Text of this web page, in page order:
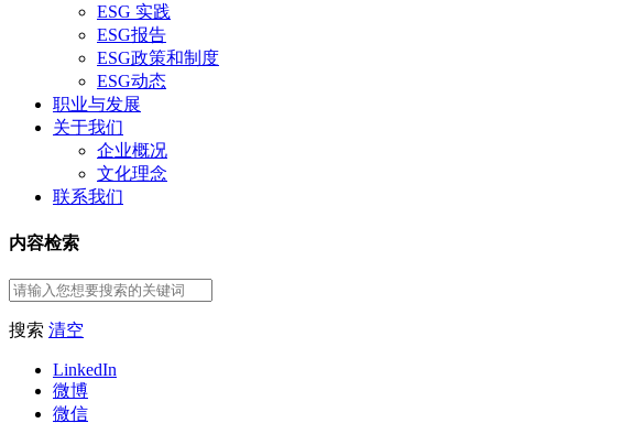
ESG 实践
ESG报告
ESG政策和制度
ESG动态
职业与发展
关于我们
企业概况
文化理念
联系我们
内容检索
搜索 清空
LinkedIn
微博
微信